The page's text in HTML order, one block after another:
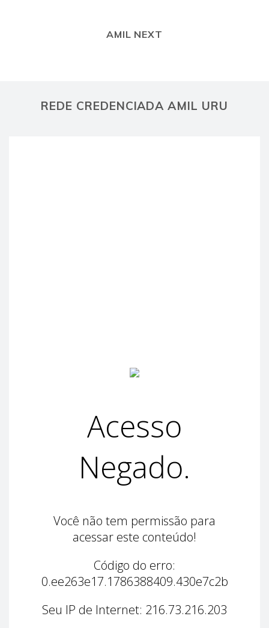
AMIL NEXT
REDE CREDENCIADA AMIL URU